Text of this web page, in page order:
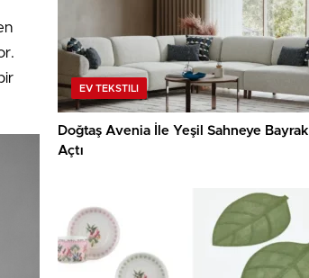
EV TEKSTILI
Doğtaş Avenia İle Yeşil Sahneye Bayrak
Açtı